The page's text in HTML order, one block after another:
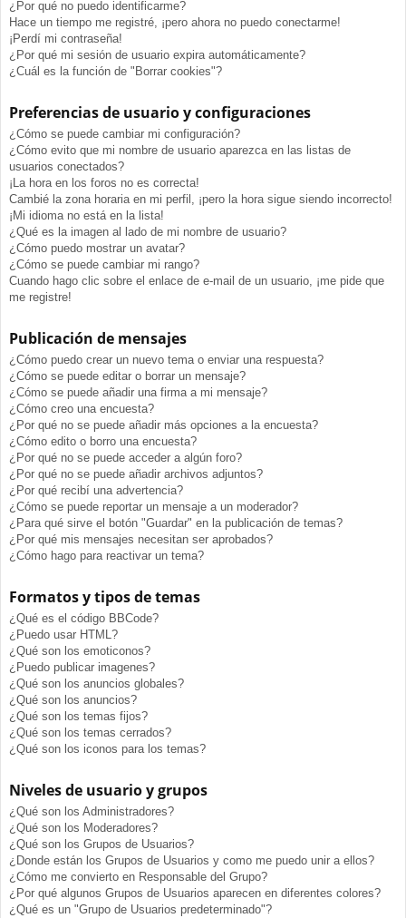
¿Por qué no puedo identificarme?
Hace un tiempo me registré, ¡pero ahora no puedo conectarme!
¡Perdí mi contraseña!
¿Por qué mi sesión de usuario expira automáticamente?
¿Cuál es la función de "Borrar cookies"?
Preferencias de usuario y configuraciones
¿Cómo se puede cambiar mi configuración?
¿Cómo evito que mi nombre de usuario aparezca en las listas de
usuarios conectados?
¡La hora en los foros no es correcta!
Cambié la zona horaria en mi perfil, ¡pero la hora sigue siendo incorrecto!
¡Mi idioma no está en la lista!
¿Qué es la imagen al lado de mi nombre de usuario?
¿Cómo puedo mostrar un avatar?
¿Cómo se puede cambiar mi rango?
Cuando hago clic sobre el enlace de e-mail de un usuario, ¡me pide que
me registre!
Publicación de mensajes
¿Cómo puedo crear un nuevo tema o enviar una respuesta?
¿Cómo se puede editar o borrar un mensaje?
¿Cómo se puede añadir una firma a mi mensaje?
¿Cómo creo una encuesta?
¿Por qué no se puede añadir más opciones a la encuesta?
¿Cómo edito o borro una encuesta?
¿Por qué no se puede acceder a algún foro?
¿Por qué no se puede añadir archivos adjuntos?
¿Por qué recibí una advertencia?
¿Cómo se puede reportar un mensaje a un moderador?
¿Para qué sirve el botón "Guardar" en la publicación de temas?
¿Por qué mis mensajes necesitan ser aprobados?
¿Cómo hago para reactivar un tema?
Formatos y tipos de temas
¿Qué es el código BBCode?
¿Puedo usar HTML?
¿Qué son los emoticonos?
¿Puedo publicar imagenes?
¿Qué son los anuncios globales?
¿Qué son los anuncios?
¿Qué son los temas fijos?
¿Qué son los temas cerrados?
¿Qué son los iconos para los temas?
Niveles de usuario y grupos
¿Qué son los Administradores?
¿Qué son los Moderadores?
¿Qué son los Grupos de Usuarios?
¿Donde están los Grupos de Usuarios y como me puedo unir a ellos?
¿Cómo me convierto en Responsable del Grupo?
¿Por qué algunos Grupos de Usuarios aparecen en diferentes colores?
¿Qué es un "Grupo de Usuarios predeterminado"?